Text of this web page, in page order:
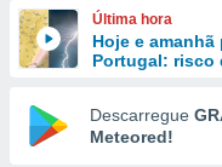
e
forma
digital
Última hora
Hoje e amanhã
Portugal: risco
Descarregue
Meteored!